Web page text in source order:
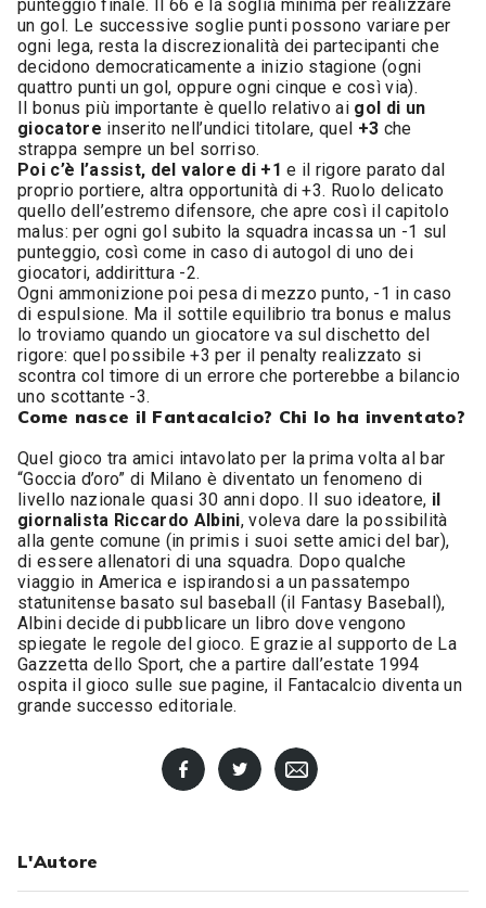
punteggio finale. Il 66 è la soglia minima per realizzare
un gol. Le successive soglie punti possono variare per
ogni lega, resta la discrezionalità dei partecipanti che
decidono democraticamente a inizio stagione (ogni
quattro punti un gol, oppure ogni cinque e così via).
Il bonus più importante è quello relativo ai gol di un
giocatore inserito nell’undici titolare, quel +3 che
strappa sempre un bel sorriso.
Poi c’è l’assist, del valore di +1e il rigore parato dal
proprio portiere, altra opportunità di +3. Ruolo delicato
quello dell’estremo difensore, che apre così il capitolo
malus: per ogni gol subito la squadra incassa un -1 sul
punteggio, così come in caso di autogol di uno dei
giocatori, addirittura -2.
Ogni ammonizione poi pesa di mezzo punto, -1 in caso
di espulsione. Ma il sottile equilibrio tra bonus e malus
lo troviamo quando un giocatore va sul dischetto del
rigore: quel possibile +3 per il penalty realizzato si
scontra col timore di un errore che porterebbe a bilancio
uno scottante -3.
Come nasce il Fantacalcio? Chi lo ha inventato?
Quel gioco tra amici intavolato per la prima volta al bar
“Goccia d’oro” di Milano è diventato un fenomeno di
livello nazionale quasi 30 anni dopo. Il suo ideatore, il
giornalista Riccardo Albini, voleva dare la possibilità
alla gente comune (in primis i suoi sette amici del bar),
di essere allenatori di una squadra. Dopo qualche
viaggio in America e ispirandosi a un passatempo
statunitense basato sul baseball (il Fantasy Baseball),
Albini decide di pubblicare un libro dove vengono
spiegate le regole del gioco. E grazie al supporto de La
Gazzetta dello Sport, che a partire dall’estate 1994
ospita il gioco sulle sue pagine, il Fantacalcio diventa un
grande successo editoriale.
L'Autore